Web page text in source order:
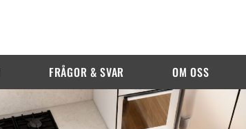
FRÅGOR & SVAR OM OSS